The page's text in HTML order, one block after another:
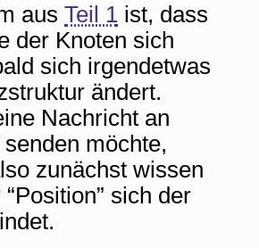
ausTeil 1 ist, dass
der Knoten sich
sich irgendetwas
ändert.
Nachricht an
senden möchte,
zunächst wissen
sich der